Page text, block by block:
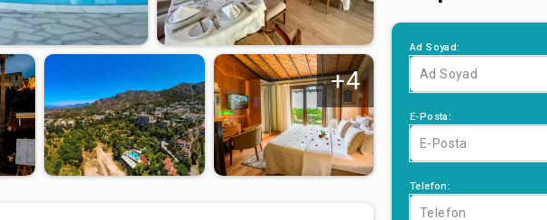
+4
Ad Soyad:
E-Posta:
Telefon: